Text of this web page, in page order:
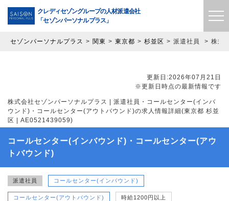
クレディセゾングループの人材派遣会社
「セゾンパーソナルプラス」
セゾンパーソナルプラス 関東 東京都 杉並区 派遣社員 株式
更新日:2026年07月21日
※更新日時点の最新情報です
株式会社セゾンパーソナルプラス | 派遣社員・コールセンター(インバ
ウンド)・コールセンター(アウトバウンド)の求人情報詳細(東京都 杉並
区 | AE0521439059)
コールセンター(インバウンド)・コールセンター(アウ
トバウンド)
派遣社員 コールセンター(インバウンド)
コールセンター(アウトバウンド) 時給1200円以上